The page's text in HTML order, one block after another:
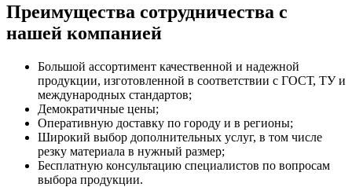
Преимущества сотрудничества с
нашей компанией
Большой ассортимент качественной и надежной
продукции, изготовленной в соответствии с ГОСТ, ТУ и
международных стандартов;
Демократичные цены;
Оперативную доставку по городу и в регионы;
Широкий выбор дополнительных услуг, в том числе
резку материала в нужный размер;
Бесплатную консультацию специалистов по вопросам
выбора продукции.